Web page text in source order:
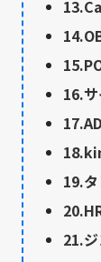
16.
19.
21.